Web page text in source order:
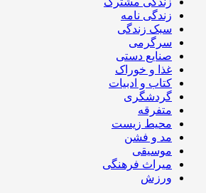
زندگی نامه
سبک زندگی
سرگرمی
صنایع دستی
غذا و خوراک
کتاب و ادبیات
گردشگری
متفرقه
محیط زیست
مد و فشن
موسیقی
میراث فرهنگی
ورزش